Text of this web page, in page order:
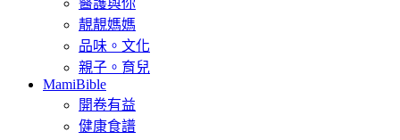
醫護與你
靚靚媽媽
品味。文化
親子。育兒
MamiBible
開卷有益
健康食譜